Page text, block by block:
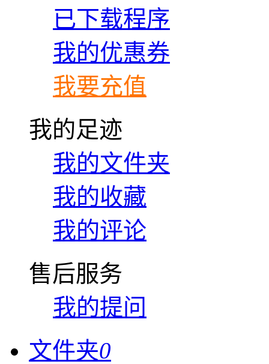
已下载程序
我的优惠券
我要充值
我的足迹
我的文件夹
我的收藏
我的评论
售后服务
我的提问
文件夹0